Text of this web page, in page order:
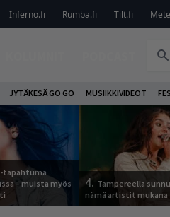
Inferno.fi Rumba.fi Tilt.fi
JYTÄKESÄ GO GO MUSIIKKIVIDEOT
-tapahtuma
– muista myös
4. Tampereella
nämä artistit mukana